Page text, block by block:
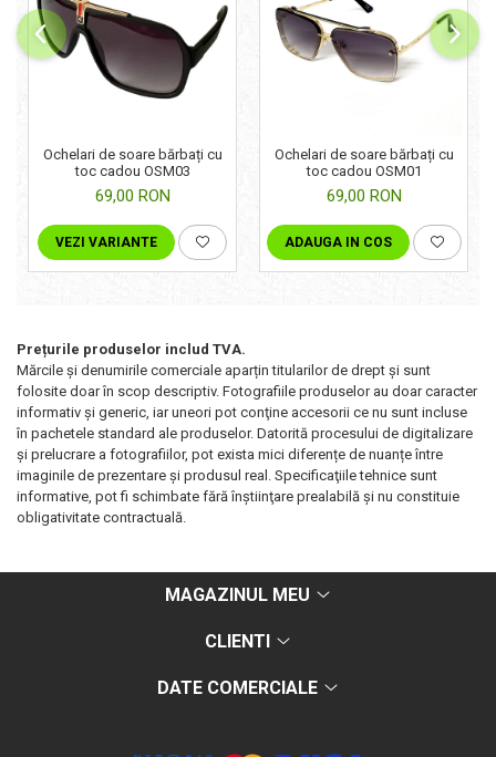
Ochelari de soare bărbați cu
toc cadou OSM03
69,00 RON
VEZI VARIANTE
Ochelari de soare bărbați cu
toc cadou OSM01
69,00 RON
ADAUGA IN COS
Prețurile produselor includ TVA.
Mărcile și denumirile comerciale aparțin titularilor de drept şi sunt
folosite doar în scop descriptiv. Fotografiile produselor au doar caracter
informativ şi generic, iar uneori pot conţine accesorii ce nu sunt incluse
în pachetele standard ale produselor. Datorită procesului de digitalizare
și prelucrare a fotografiilor, pot exista mici diferențe de nuanțe între
imaginile de prezentare și produsul real. Specificaţiile tehnice sunt
informative, pot fi schimbate fără înştiinţare prealabilă şi nu constituie
obligativitate contractuală.
MAGAZINUL MEU
CLIENTI
DATE COMERCIALE